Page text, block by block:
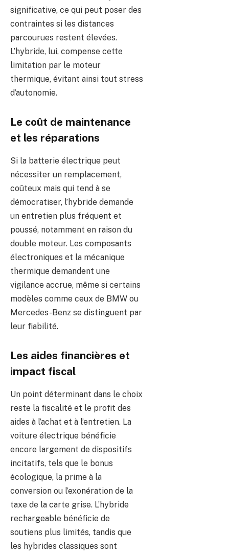
significative, ce qui peut poser des
contraintes si les distances
parcourues restent élevées.
L’hybride, lui, compense cette
limitation par le moteur
thermique, évitant ainsi tout stress
d’autonomie.
Le coût de maintenance
et les réparations
Si la batterie électrique peut
nécessiter un remplacement,
coûteux mais qui tend à se
démocratiser, l’hybride demande
un entretien plus fréquent et
poussé, notamment en raison du
double moteur. Les composants
électroniques et la mécanique
thermique demandent une
vigilance accrue, même si certains
modèles comme ceux de BMW ou
Mercedes-Benz se distinguent par
leur fiabilité.
Les aides financières et
impact fiscal
Un point déterminant dans le choix
reste la fiscalité et le profit des
aides à l’achat et à l’entretien. La
voiture électrique bénéficie
encore largement de dispositifs
incitatifs, tels que le bonus
écologique, la prime à la
conversion ou l’exonération de la
taxe de la carte grise. L’hybride
rechargeable bénéficie de
soutiens plus limités, tandis que
les hybrides classiques sont